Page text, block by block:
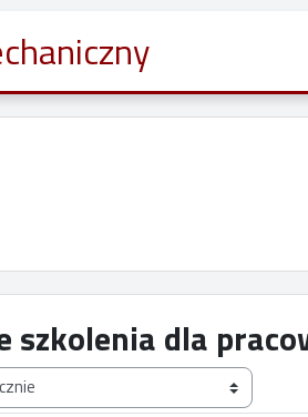
szkolenia dla
f